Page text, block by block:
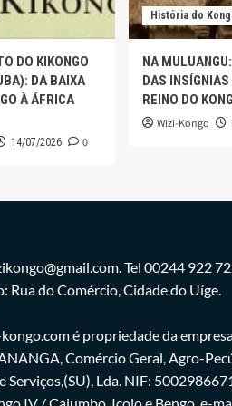
DO KIKONGO
DA BAIXA
À ÁFRICA
14/07/2026 0
História do
NA
DAS
REINO DO
Wizi-Kongo
Tel 00244 922
Rua do Comércio, Cidade do Uíge.
é propriedade da
Comércio Geral, Agro-
Serviços,(SU), Lda. NIF: